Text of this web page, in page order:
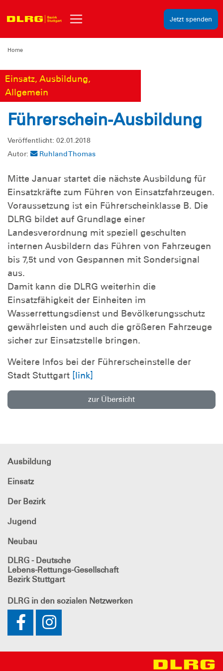
Jetzt spenden
Home
Einsatz, Ausbildung,
Allgemein
Führerschein-Ausbildung
Veröffentlicht: 02.01.2018
Autor:
Ruhland Thomas
Mitte Januar startet die nächste Ausbildung für
Einsatzkräfte zum Führen von Einsatzfahrzeugen.
Voraussetzung ist ein Führerscheinklasse B. Die
DLRG bildet auf Grundlage einer
Landesverordnung mit speziell geschulten
internen Ausbildern das Führen von Fahrzeugen
bis 7,5t und von Gespannen mit Sondersignal
aus.
Damit kann die DLRG weiterhin die
Einsatzfähigkeit der Einheiten im
Wasserrettungsdienst und Bevölkerungsschutz
gewährleisten und auch die größeren Fahrzeuge
sicher zur Einsatzstelle bringen.
Weitere Infos bei der Führerscheinstelle der
Stadt Stuttgart [link]
zur Übersicht
Ausbildung
Einsatz
Der Bezirk
Jugend
Neubau
DLRG - Deutsche
Lebens-Rettungs-Gesellschaft
Bezirk Stuttgart
DLRG in den sozialen Netzwerken